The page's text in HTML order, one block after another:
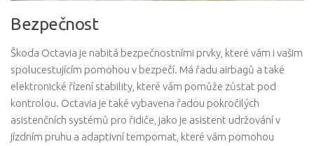
Bezpečnost
Škoda Octavia je nabitá bezpečnostními prvky, které vám i vašim
spolucestujícím pomohou v bezpečí. Má řadu airbagů a také
elektronické řízení stability, které vám pomůže zůstat pod
kontrolou. Octavia je také vybavena řadou pokročilých
asistenčních systémů pro řidiče, jako je asistent udržování v
jízdním pruhu a adaptivní tempomat, které vám pomohou